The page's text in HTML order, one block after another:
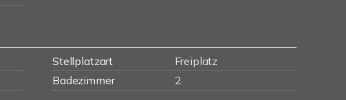
Stellplatzart
Freiplatz
Badezimmer 2